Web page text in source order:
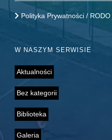
Polityka Prywatności / RODO
W NASZYM SERWISIE
Aktualności
Bez kategorii
Biblioteka
Galeria